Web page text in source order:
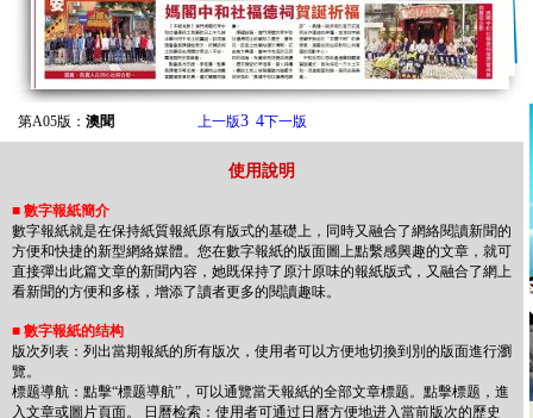
使用說明
■ 數字報紙簡介
數字報紙就是在保持紙質報紙原有版式的基礎上，同時又融合了網絡閱讀新聞的
方便和快捷的新型網絡媒體。您在數字報紙的版面圖上點繫感興趣的文章，就可
直接彈出此篇文章的新聞內容，她既保持了原汁原味的報紙版式，又融合了網上
看新聞的方便和多樣，增添了讀者更多的閱讀趣味。
■ 數字報紙的结构
版次列表：列出當期報紙的所有版次，使用者可以方便地切換到別的版面進行瀏
覽。
標题導航：點擊“標题導航”，可以通覽當天報紙的全部文章標题。點擊標题，進
入文章或圖片頁面。 日曆检索：使用者可通过日曆方便地进入當前版次的歷史
第A05版： 澳聞 上一版3 4下一版